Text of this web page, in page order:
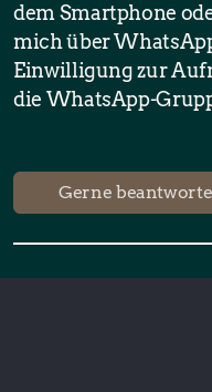
dem Smartphone
mich über
Einwilligung zur
die WhatsApp-
Gerne